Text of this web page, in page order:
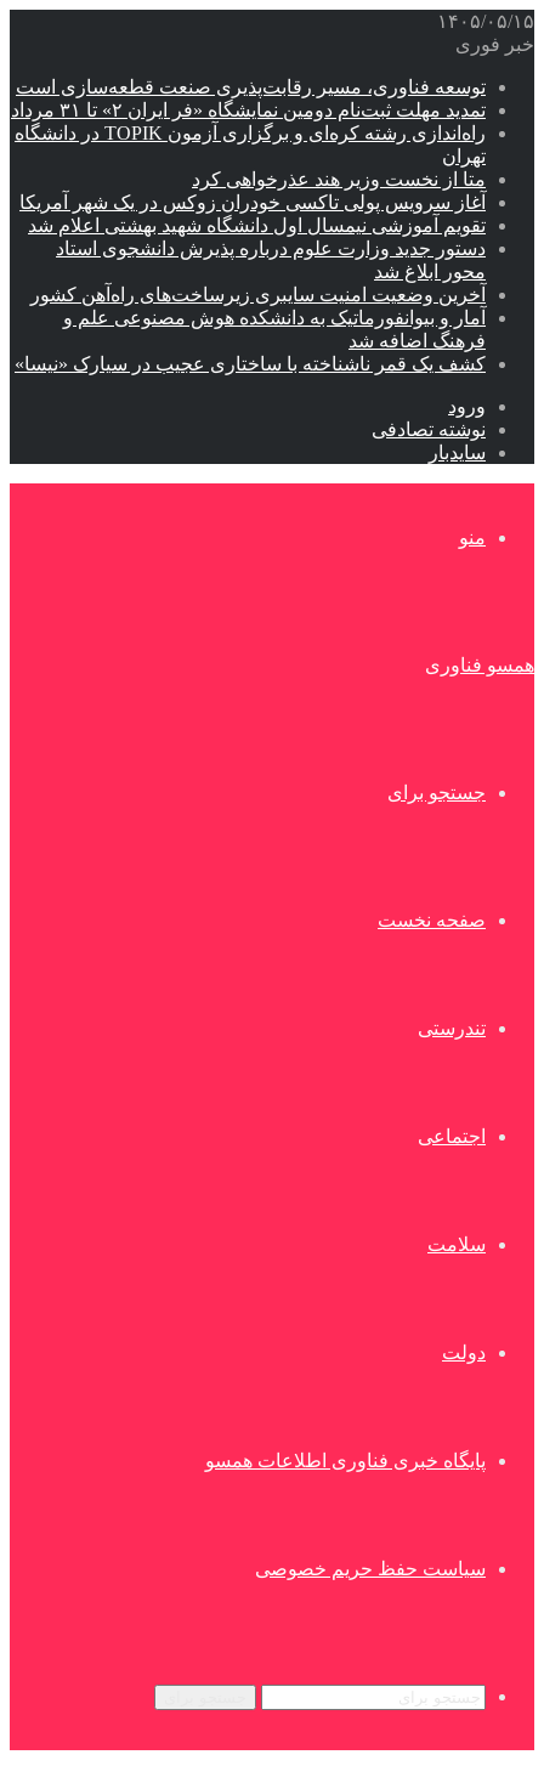
۱۴۰۵/۰۵/۱۵
خبر فوری
توسعه فناوری، مسیر رقابت‌پذیری صنعت قطعه‌سازی است
تمدید مهلت ثبت‌نام دومین نمایشگاه «فر ایران ۲» تا ۳۱ مرداد
راه‌اندازی رشته کره‌ای و برگزاری آزمون TOPIK در دانشگاه
تهران
متا از نخست وزیر هند عذرخواهی کرد
آغاز سرویس پولی تاکسی خودران زوکس در یک شهر آمریکا
تقویم آموزشی نیمسال اول دانشگاه شهید بهشتی اعلام شد
دستور جدید وزارت علوم درباره پذیرش دانشجوی استاد
محور ابلاغ شد
آخرین وضعیت امنیت سایبری زیرساخت‌های راه‌آهن کشور
آمار و بیوانفورماتیک به دانشکده هوش مصنوعی علم و
فرهنگ اضافه شد
کشف یک قمر ناشناخته با ساختاری عجیب در سیارک «نیسا»
ورود
نوشته تصادفی
سایدبار
منو
همسو فناوری
جستجو برای
صفحه نخست
تندرستی
اجتماعی
سلامت
دولت
پایگاه خبری فناوری اطلاعات همسو
سیاست حفظ حریم خصوصی